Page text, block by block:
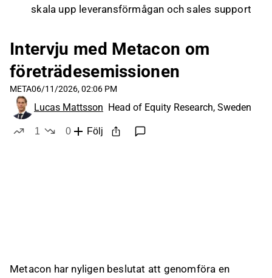
skala upp leveransförmågan och sales support
målet att nå kassaflödespositivt läge.
Metacon uppger över 150 pågående
kunddialoger (1–700 MW); ledning och
styrelse deltar i emissionen och framhåller att
konvertering av några projekt i pipelinen kan ge
Intervju med Metacon om
företrädesemissionen
META06/11/2026, 02:06 PM
Lucas Mattsson Head of Equity Research, Sweden
1
0
Följ
Metacon har nyligen beslutat att genomföra en